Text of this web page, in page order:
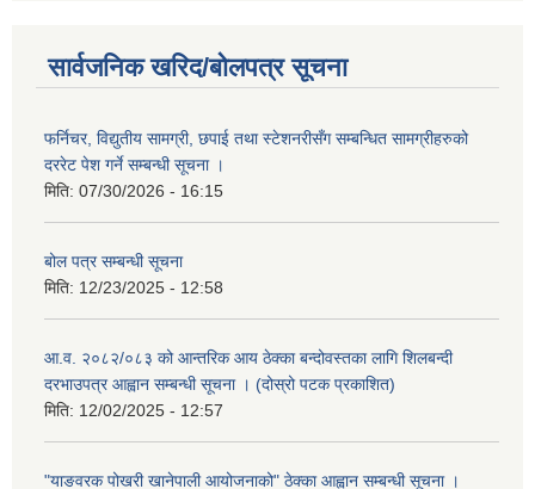
सार्वजनिक खरिद/बोलपत्र सूचना
फर्निचर, विद्युतीय सामग्री, छपाई तथा स्टेशनरीसँग सम्बन्धित सामग्रीहरुको
दररेट पेश गर्ने सम्बन्धी सूचना ।
मिति: 07/30/2026 - 16:15
बोल पत्र सम्बन्धी सूचना
मिति: 12/23/2025 - 12:58
आ.व. २०८२/०८३ को आन्तरिक आय ठेक्का बन्दोवस्तका लागि शिलबन्दी
दरभाउपत्र आह्वान सम्बन्धी सूचना । (दोस्रो पटक प्रकाशित)
मिति: 12/02/2025 - 12:57
"याङवरक पोखरी खानेपाली आयोजनाको" ठेक्का आह्वान सम्बन्धी सूचना ।